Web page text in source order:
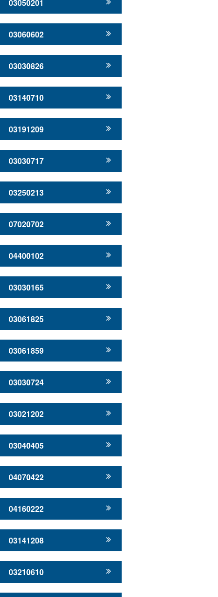
03050201
03060602
03030826
03140710
03191209
03030717
03250213
07020702
04400102
03030165
03061825
03061859
03030724
03021202
03040405
04070422
04160222
03141208
03210610